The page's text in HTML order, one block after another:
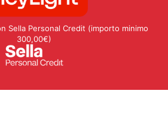
Sella Personal Credit (importo minimo
300,00€)